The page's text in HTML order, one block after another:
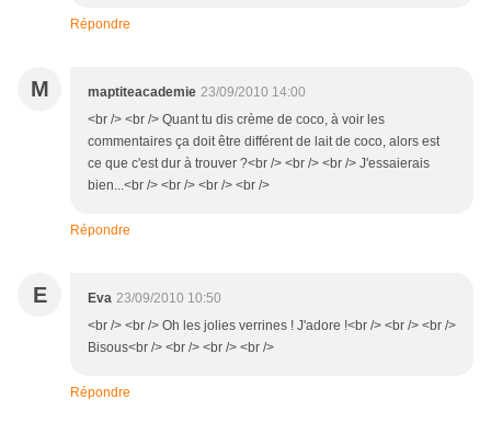
Répondre
M maptiteacademie 23/09/2010 14:00
<br /> <br /> Quant tu dis crème de coco, à voir les
commentaires ça doit être différent de lait de coco, alors est
ce que c'est dur à trouver ?<br /> <br /> <br /> J'essaierais
bien...<br /> <br /> <br /> <br />
Répondre
E Eva 23/09/2010 10:50
<br /> <br /> Oh les jolies verrines ! J'adore !<br /> <br /> <br />
Bisous<br /> <br /> <br /> <br />
Répondre